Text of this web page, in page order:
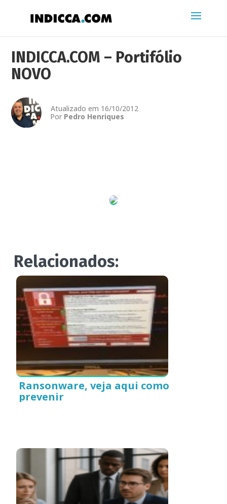
INDICCA.COM – Portifólio
NOVO
Atualizado em 16/10/2012
Por Pedro Henriques
Relacionados:
Ransonware, veja aqui como
prevenir